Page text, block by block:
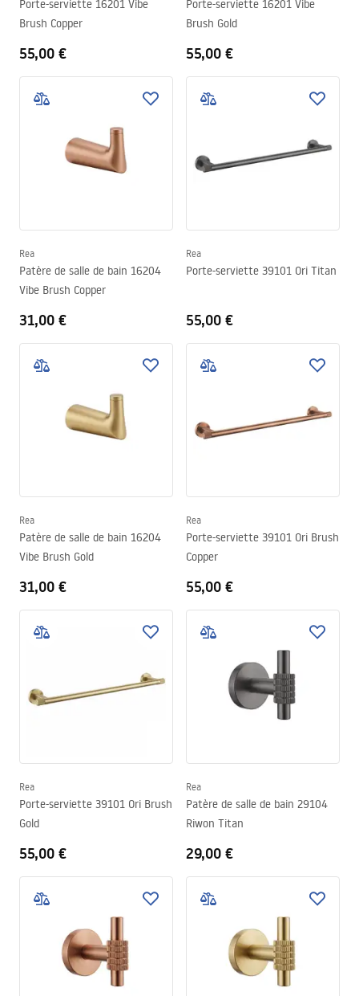
Porte-serviette 16201 Vibe
Brush Copper
55,00 €
Porte-serviette 16201 Vibe
Brush Gold
55,00 €
Rea
Patère de salle de bain 16204
Vibe Brush Copper
31,00 €
Rea
Porte-serviette 39101 Ori Titan
55,00 €
Rea
Patère de salle de bain 16204
Vibe Brush Gold
31,00 €
Rea
Porte-serviette 39101 Ori Brush
Copper
55,00 €
Rea
Porte-serviette 39101 Ori Brush
Gold
55,00 €
Rea
Patère de salle de bain 29104
Riwon Titan
29,00 €